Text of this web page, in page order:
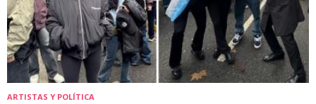
ARTISTAS Y POLÍTICA